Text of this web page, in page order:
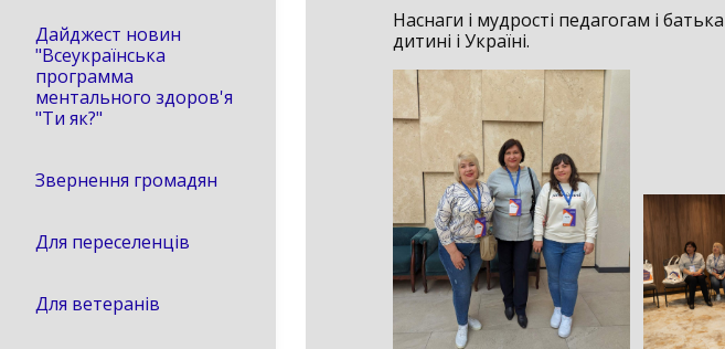
Наснаги і мудрості педагогам і
дитині і Україні.
Дайджест новин
"Всеукраїнська
программа
ментального здоров'я
"Ти як?"
Звернення громадян
Для переселенців
Для ветеранів